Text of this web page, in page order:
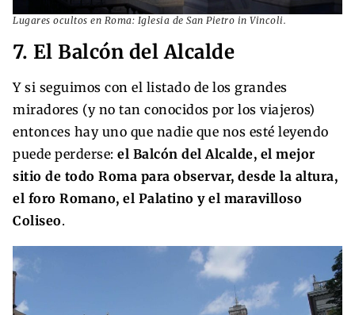
Lugares ocultos en Roma: Iglesia de San Pietro in Vincoli.
7. El Balcón del Alcalde
Y si seguimos con el listado de los grandes
miradores (y no tan conocidos por los viajeros)
entonces hay uno que nadie que nos esté leyendo
puede perderse: el Balcón del Alcalde, el mejor
sitio de todo Roma para observar, desde la altura,
el foro Romano, el Palatino y el maravilloso
Coliseo.